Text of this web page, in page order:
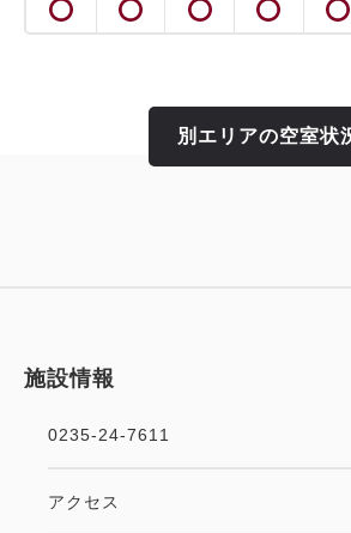
空室カレンダ
別エリアの空室状
施設情報
0235-24-7611
アクセス